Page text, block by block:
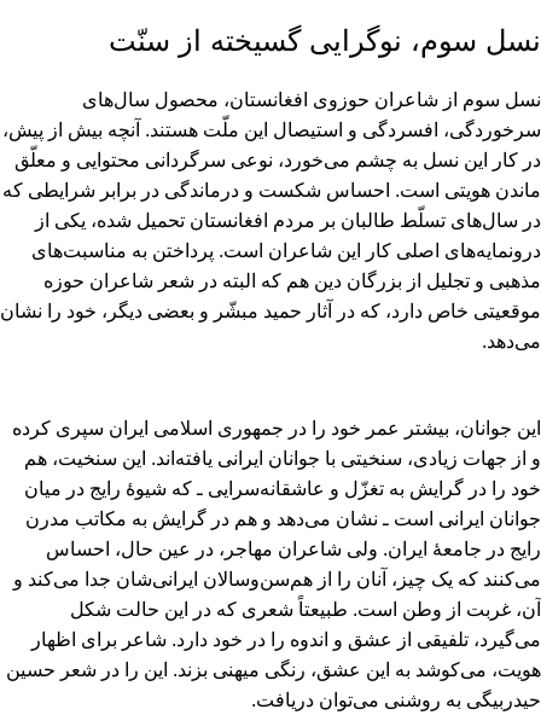
نسل سوم‌، نوگرایی گسیخته از سنّت‌
نسل سوم از شاعران حوزوی افغانستان‌، محصول سال‌های
سرخوردگی‌، افسردگی و استیصال این ملّت هستند. آنچه بیش از پیش‌،
در کار این نسل به چشم می‌خورد، نوعی سرگردانی محتوایی و معلّق
ماندن هویتی است‌. احساس شکست و درماندگی در برابر شرایطی که
در سال‌های تسلّط طالبان بر مردم افغانستان تحمیل شده‌، یکی از
درونمایه‌های اصلی کار این شاعران است‌. پرداختن به مناسبت‌های
مذهبی و تجلیل از بزرگان دین هم که البته در شعر شاعران حوزه
موقعیتی خاص دارد، که در آثار حمید مبشّر و بعضی دیگر، خود را نشان
می‌دهد.
این جوانان‌، بیشتر عمر خود را در جمهوری اسلامی ایران سپری کرده
و از جهات زیادی‌، سنخیتی با جوانان ایرانی یافته‌اند. این سنخیت‌، هم
خود را در گرایش به تغزّل و عاشقانه‌سرایی ـ که شیوۀ رایج در میان
جوانان ایرانی است ـ نشان می‌دهد و هم در گرایش به مکاتب مدرن
رایج در جامعۀ ایران‌. ولی شاعران مهاجر، در عین حال‌، احساس
می‌کنند که یک چیز، آنان را از هم‌سن‌وسالان ایرانی‌شان جدا می‌کند و
آن‌، غربت از وطن است‌. طبیعتاً شعری که در این حالت شکل
می‌گیرد، تلفیقی از عشق و اندوه را در خود دارد. شاعر برای اظهار
هویت‌، می‌کوشد به این عشق‌، رنگی میهنی بزند. این را در شعر حسین
حیدربیگی به روشنی می‌توان دریافت‌.